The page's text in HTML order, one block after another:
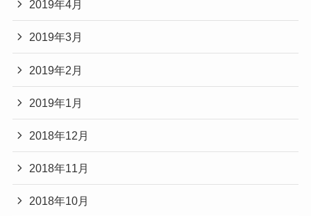
2019年4月
2019年3月
2019年2月
2019年1月
2018年12月
2018年11月
2018年10月